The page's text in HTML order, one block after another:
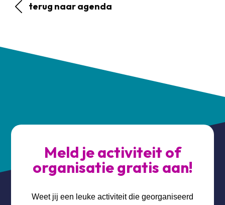
terug naar agenda
Meld je activiteit of
organisatie gratis aan!
Weet jij een leuke activiteit die georganiseerd